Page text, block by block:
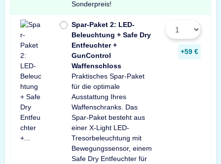
Sonderpreis!
Spar-Paket 2: LED-
Beleuchtung + Safe Dry
Entfeuchter +
GunControl
Waffenschloss
Praktisches Spar-Paket
für die optimale
Ausstattung Ihres
Waffenschranks. Das
Spar-Paket besteht aus
einer X-Light LED-
Tresorbeleuchtung mit
Bewegungssensor, einem
Safe Dry Entfeuchter für
+59 €